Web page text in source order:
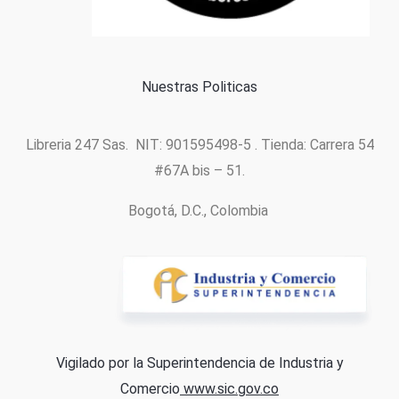
Nuestras Politicas
Libreria 247 Sas. NIT: 901595498-5 . Tienda: Carrera 54
#67A bis – 51.
Bogotá, D.C., Colombia
Vigilado por la Superintendencia de Industria y
Comercio www.sic.gov.co